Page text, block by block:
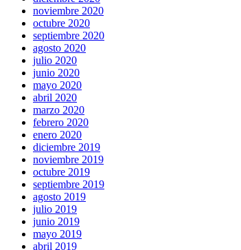
noviembre 2020
octubre 2020
septiembre 2020
agosto 2020
julio 2020
junio 2020
mayo 2020
abril 2020
marzo 2020
febrero 2020
enero 2020
diciembre 2019
noviembre 2019
octubre 2019
septiembre 2019
agosto 2019
julio 2019
junio 2019
mayo 2019
abril 2019